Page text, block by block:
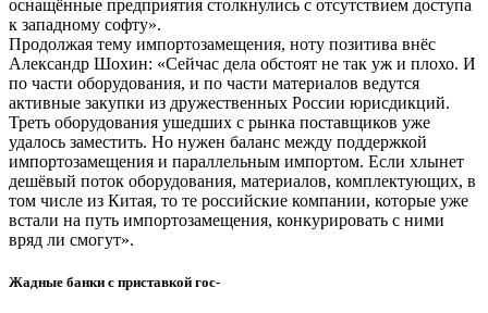
оснащённые предприятия столкнулись с отсутствием доступа
к западному софту».
Продолжая тему импортозамещения, ноту позитива внёс
Александр Шохин: «Сейчас дела обстоят не так уж и плохо. И
по части оборудования, и по части материалов ведутся
активные закупки из дружественных России юрисдикций.
Треть оборудования ушедших с рынка поставщиков уже
удалось заместить. Но нужен баланс между поддержкой
импортозамещения и параллельным импортом. Если хлынет
дешёвый поток оборудования, материалов, комплектующих, в
том числе из Китая, то те российские компании, которые уже
встали на путь импортозамещения, конкурировать с ними
вряд ли смогут».
Жадные банки с приставкой гос-